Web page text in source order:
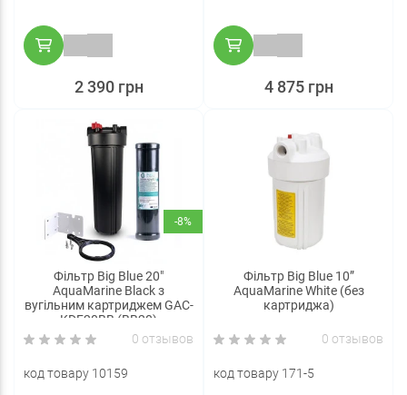
2 390 грн 4 875 грн
-8%
Фільтр Big Blue 20"
AquaMarine Black з
вугільним картриджем GAC-
KDF20BB (BB20)
0 отзывов
код товару 10159
Фільтр Big Blue 10”
AquaMarine White (без
картриджа)
0 отзывов
код товару 171-5